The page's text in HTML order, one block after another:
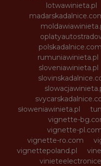
lotwawinieta.pl
polskadalnice.com
rumuniawinieta.pl
sloveniawinieta.pl
słoweniawinieta.pl
vignette-
vignette-
vignette-ro.com
vignettepoland.pl